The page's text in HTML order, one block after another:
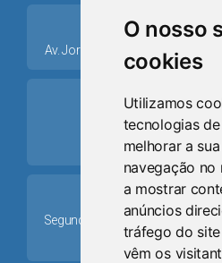
O nosso
cookies
Utilizamos
tecnologias
melhorar a
navegação no
a mostrar
anúncios
tráfego do
vêm os
place
Av. Jorge Dariva, 1211, Centro
ring_volume
Telefone
(51) 9
Schedule
Segunda-feira a Sexta-feira: 08h